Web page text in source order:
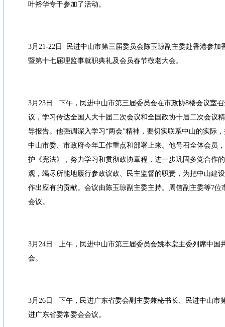
叶裕华专干参加了活动。
3月21-22日 民进中山市第三届委员会陈玉琼副主委赴香港参加
暨第十七届理监事就职典礼及会员春节敬老大会。
3月23日 下午，民进中山市第三届委员会在市政协8楼会议室
议，学习传达全国人大十届二次会议和全国政协十届二次会议
导报告。他强调深入学习“两会”精神，要切实联系中山的实际
中山市委、市政府今年工作重点和部署上来。他号召全体会员
护《宪法》，努力学习和贯彻政协章程，进一步巩固多党合作
观，竭尽所能地履行参政议政、民主监督的职责，为把中山建
作出应有的贡献。会议由陈玉琼副主委主持。周信副主委等7位
会议。
3月24日 上午，民进中山市第三届委员会姚本棠主委列席中国
会。
3月26日 下午，民进广东省委会副主委兼秘书长、民进中山市
进广东省委常委会会议。